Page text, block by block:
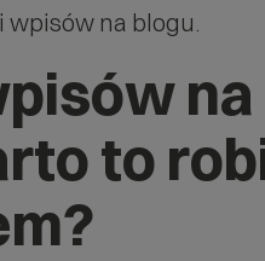
na blogu.
to